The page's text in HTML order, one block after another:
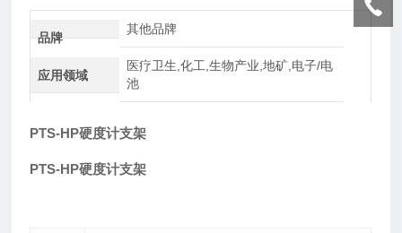
品牌
其他品牌
应用领域
医疗卫生,化工,生物产业,地矿,电子/电
池
PTS-HP硬度计支架
PTS-HP硬度计支架